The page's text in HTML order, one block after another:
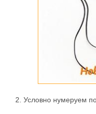
2. Условно нумеруем